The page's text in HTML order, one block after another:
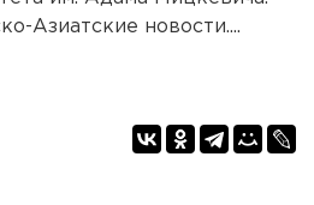
Азиатские новости....